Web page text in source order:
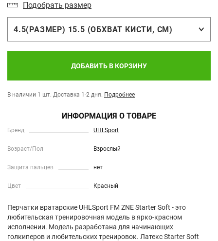
Подобрать размер
4.5(РАЗМЕР) 15.5 (ОБХВАТ КИСТИ, СМ)
ДОБАВИТЬ В КОРЗИНУ
В наличии 1 шт. Доставка 1-2 дня. Подробнее
ИНФОРМАЦИЯ О ТОВАРЕ
Бренд UHLSport
Возраст/Пол Взрослый
Защита пальцев нет
Цвет Красный
Перчатки вратарские UHLSport FM ZNE Starter Soft - это
любительская тренировочная модель в ярко-красном
исполнении. Модель разработана для начинающих
голкиперов и любительских тренировок. Латекс Starter Soft